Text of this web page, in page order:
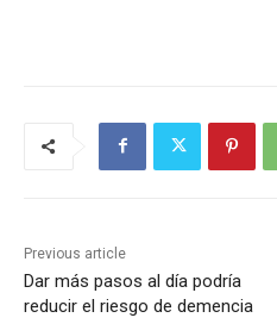
Previous article
Dar más pasos al día podría
reducir el riesgo de demencia